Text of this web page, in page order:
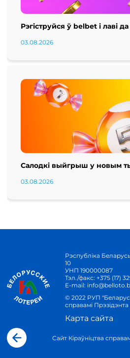
Рэгіструйся ў belbet і лаві
03.08.2026
Салодкі выйгрыш у новым
03.08.2026
Рэспубліка
10
УНП 190000087
Тэл./факс: +375 (17)
E-mail:
© 2022 РУП
справамі
Карта сайта
Сайт Кіраўніцтва